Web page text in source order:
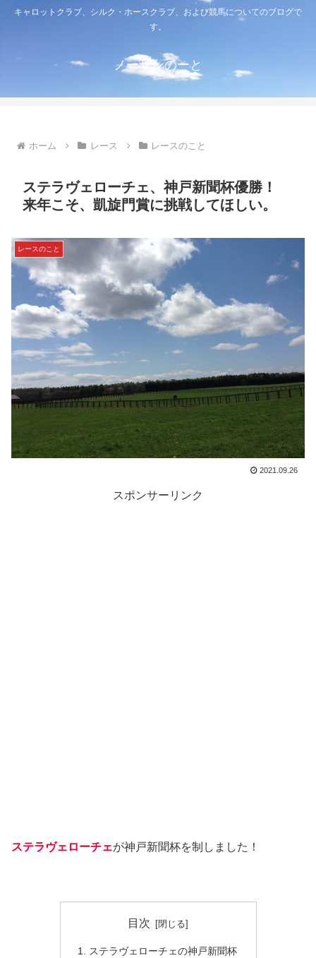
キャロットクラブ、シルク・ホースクラブ、および競馬についてのブログで
す。
ノーザンのーと
ホーム レース レースのこと
ステラヴェローチェ、神戸新聞杯優勝！
来年こそ、凱旋門賞に挑戦してほしい。
レースのこと
2021.09.26
スポンサーリンク
ステラヴェローチェが神戸新聞杯を制しました！
目次
ステラヴェローチェの神戸新聞杯